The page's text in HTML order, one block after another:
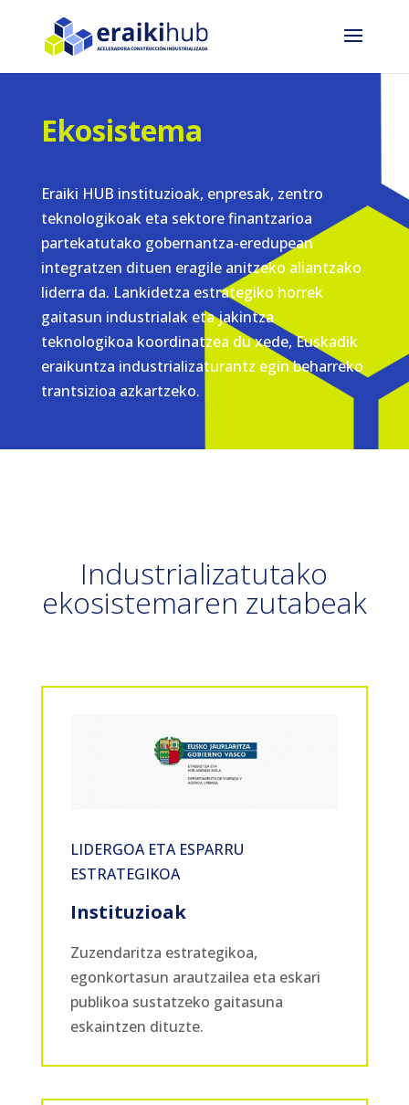
Ekosistema
Eraiki HUB instituzioak, enpresak, zentro
teknologikoak eta sektore finantzarioa
partekatutako gobernantza-eredupean
integratzen dituen eragile anitzeko aliantzako
liderra da. Lankidetza estrategiko horrek
gaitasun industrialak eta jakintza
teknologikoa koordinatzea du xede, Euskadik
eraikuntza industrializaturantz egin beharreko
trantsizioa azkartzeko.
Industrializatutako
ekosistemaren zutabeak
LIDERGOA ETA ESPARRU
ESTRATEGIKOA
Instituzioak
Zuzendaritza estrategikoa,
egonkortasun arautzailea eta eskari
publikoa sustatzeko gaitasuna
eskaintzen dituzte.